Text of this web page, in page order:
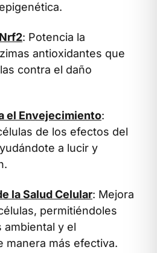
: Potencia la
antioxidantes que
contra el daño
el Envejecimiento:
de los efectos del
a lucir y
la Salud Celular: Mejora
permitiéndoles
ambiental y el
manera más efectiva.